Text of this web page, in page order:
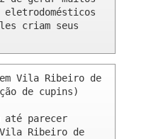
eletrodomésticos
criam seus
Vila Ribeiro de
de cupins)
até parecer
Ribeiro de